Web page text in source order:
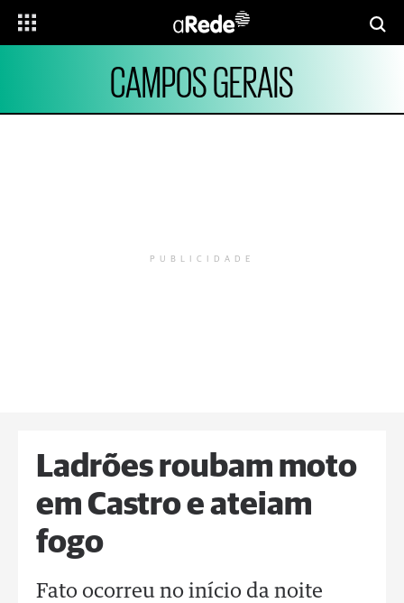
CAMPOS GERAIS
PUBLICIDADE
Ladrões roubam moto
em Castro e ateiam
fogo
Fato ocorreu no início da noite